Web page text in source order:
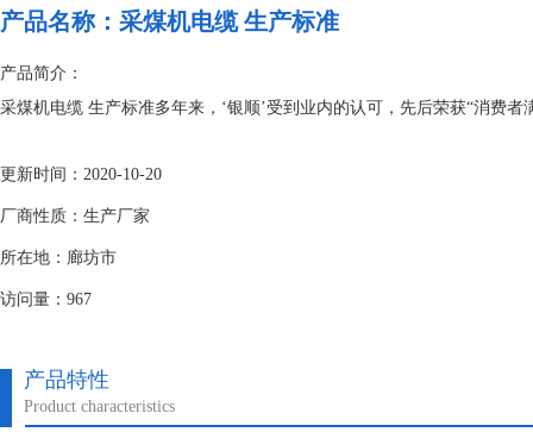
产品名称： 采煤机电缆 生产标准
产品简介：
采煤机电缆 生产标准多年来，‘银顺’受到业内的认可，先后荣获“消费
更新时间：2020-10-20
厂商性质：生产厂家
所在地：廊坊市
访问量：967
产品特性
Product characteristics